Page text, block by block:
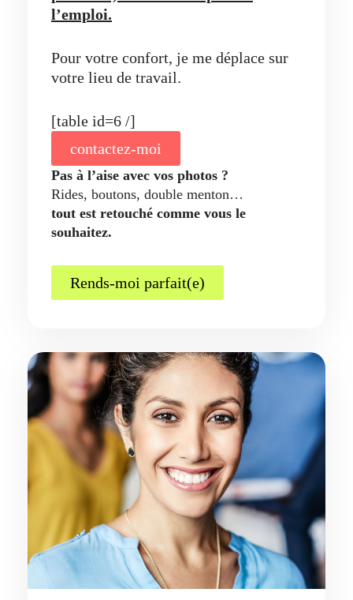
l’emploi.
Pour votre confort, je me déplace sur
votre lieu de travail.
[table id=6 /]
contactez-moi
Pas à l’aise avec vos photos ?
Rides, boutons, double menton…
tout est retouché comme vous le
souhaitez.
Rends-moi parfait(e)